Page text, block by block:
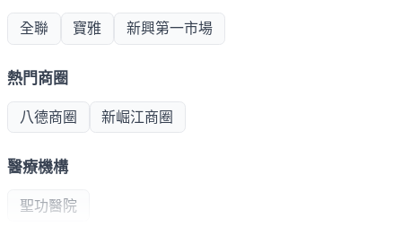
全聯 寶雅 新興第一市場
熱門商圈
八德商圈 新崛江商圈
醫療機構
聖功醫院